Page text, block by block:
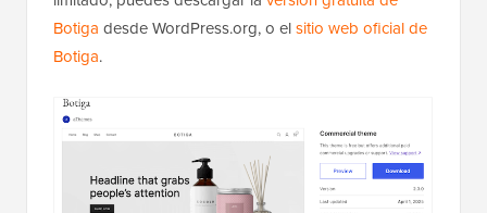
Botiga desde WordPress.org, o elsitio web oficial de
Botiga.